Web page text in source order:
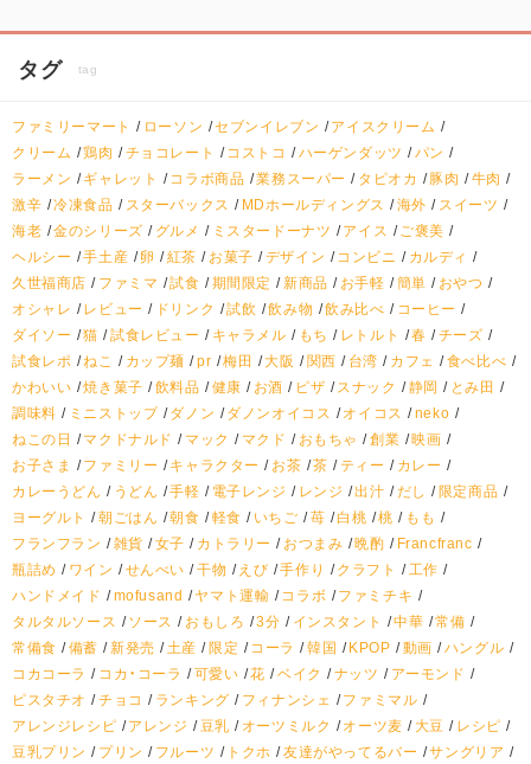
タグ tag
ファミリーマート ローソン セブンイレブン
アイスクリーム
クリーム
鶏肉 チョコレート コストコ ハーゲンダッツ
パン
ラーメン
ギャレット コラボ商品 業務スーパー タピオカ 豚肉
牛肉
激辛 冷凍食品 スターバックス MDホールディングス 海外
スイーツ
海老 金のシリーズ グルメ ミスタードーナツ アイス
ご褒美
ヘルシー
手土産 卵 紅茶 お菓子 デザイン コンビニ
カルディ
久世福商店
ファミマ 試食 期間限定 新商品 お手軽 簡単
おやつ
オシャレ
レビュー ドリンク 試飲 飲み物 飲み比べ
コーヒー
ダイソー
猫 試食レビュー キャラメル もち レトルト 春
チーズ
試食レポ ねこ カップ麺 pr 梅田 大阪 関西 台湾 カフェ
食べ比べ
かわいい 焼き菓子 飲料品 健康 お酒 ピザ スナック 静岡
とみ田
調味料
ミニストップ ダノン ダノンオイコス オイコス
neko
ねこの日
マクドナルド マック マクド おもちゃ 創業 映画
お子さま
ファミリー キャラクター お茶 茶 ティー
カレー
カレーうどん
うどん 手軽 電子レンジ レンジ 出汁 だし
限定商品
ヨーグルト
朝ごはん 朝食 軽食 いちご 苺 白桃 桃
もも
フランフラン
雑貨 女子 カトラリー おつまみ 晩酌
Francfranc
瓶詰め
ワイン せんべい 干物 えび 手作り クラフト
工作
ハンドメイド
mofusand ヤマト運輸 コラボ
ファミチキ
タルタルソース
ソース おもしろ 3分 インスタント 中華 常備
常備食
備蓄 新発売 土産 限定 コーラ 韓国 KPOP 動画
ハングル
コカコーラ
コカ・コーラ 可愛い 花 ベイク ナッツ
アーモンド
ピスタチオ
チョコ ランキング フィナンシェ
ファミマル
アレンジレシピ
アレンジ 豆乳 オーツミルク オーツ麦 大豆
レシピ
豆乳プリン
プリン フルーツ トクホ 友達がやってるバー
サングリア